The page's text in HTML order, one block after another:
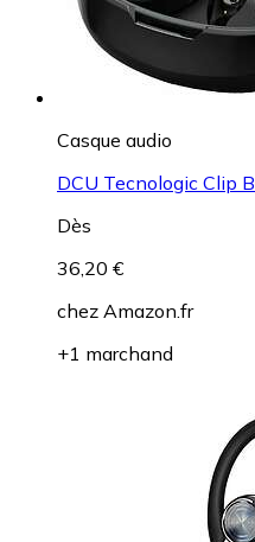
Casque audio
DCU Tecnologic Clip
Dès
36,20 €
chez Amazon.fr
+1 marchand